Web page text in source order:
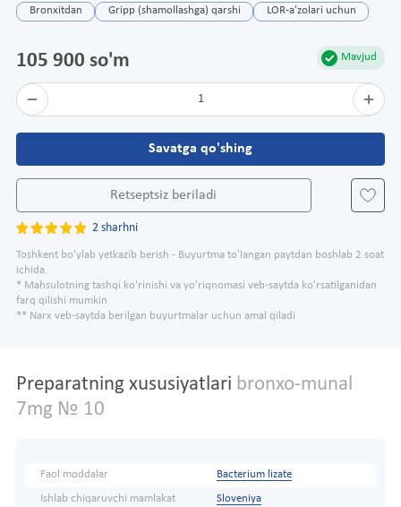
Bronxitdan Gripp (shamollashga) qarshi LOR-a'zolari uchun
Mavjud
105 900 so'm
1
Savatga qo'shing
Retseptsiz beriladi
2 sharhni
Toshkent bo'ylab yetkazib berish - Buyurtma to'langan paytdan boshlab 2 soat
ichida.
* Mahsulotning tashqi ko'rinishi va yo'riqnomasi veb-saytda ko'rsatilganidan
farq qilishi mumkin
** Narx veb-saytda berilgan buyurtmalar uchun amal qiladi
Preparatning xususiyatlari bronxo-munal
7mg № 10
Faol moddalar Bacterium lizate
Ishlab chiqaruvchi mamlakat Sloveniya